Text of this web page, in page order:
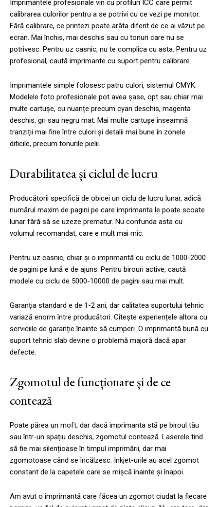
Imprimantele profesionale vin cu profiluri ICC care permit
calibrarea culorilor pentru a se potrivi cu ce vezi pe monitor.
Fără calibrare, ce printezi poate arăta diferit de ce ai văzut pe
ecran. Mai închis, mai deschis sau cu tonuri care nu se
potrivesc. Pentru uz casnic, nu te complica cu asta. Pentru uz
profesional, caută imprimante cu suport pentru calibrare.
Imprimantele simple folosesc patru culori, sistemul CMYK.
Modelele foto profesionale pot avea șase, opt sau chiar mai
multe cartușe, cu nuanțe precum cyan deschis, magenta
deschis, gri sau negru mat. Mai multe cartușe înseamnă
tranziții mai fine între culori și detalii mai bune în zonele
dificile, precum tonurile pielii.
Durabilitatea și ciclul de lucru
Producătorii specifică de obicei un ciclu de lucru lunar, adică
numărul maxim de pagini pe care imprimanta le poate scoate
lunar fără să se uzeze prematur. Nu confunda asta cu
volumul recomandat, care e mult mai mic.
Pentru uz casnic, chiar și o imprimantă cu ciclu de 1000-2000
de pagini pe lună e de ajuns. Pentru birouri active, caută
modele cu ciclu de 5000-10000 de pagini sau mai mult.
Garanția standard e de 1-2 ani, dar calitatea suportului tehnic
variază enorm între producători. Citește experiențele altora cu
serviciile de garanție înainte să cumperi. O imprimantă bună cu
suport tehnic slab devine o problemă majoră dacă apar
defecte.
Zgomotul de funcționare și de ce
contează
Poate părea un moft, dar dacă imprimanta stă pe biroul tău
sau într-un spațiu deschis, zgomotul contează. Laserele tind
să fie mai silențioase în timpul imprimării, dar mai
zgomotoase când se încălzesc. Inkjet-urile au acel zgomot
constant de la capetele care se mișcă înainte și înapoi.
Am avut o imprimantă care făcea un zgomot ciudat la fiecare